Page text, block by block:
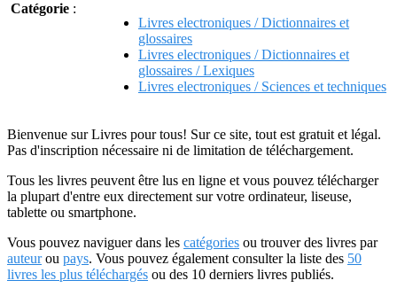
Catégorie :
Livres electroniques / Dictionnaires et
glossaires
Livres electroniques / Dictionnaires et
glossaires / Lexiques
Livres electroniques / Sciences et techniques
Bienvenue sur Livres pour tous! Sur ce site, tout est gratuit et légal.
Pas d'inscription nécessaire ni de limitation de téléchargement.
Tous les livres peuvent être lus en ligne et vous pouvez télécharger
la plupart d'entre eux directement sur votre ordinateur, liseuse,
tablette ou smartphone.
Vous pouvez naviguer dans les catégories ou trouver des livres par
auteurou pays. Vous pouvez également consulter la liste des 50
livres les plus téléchargés ou des 10 derniers livres publiés.